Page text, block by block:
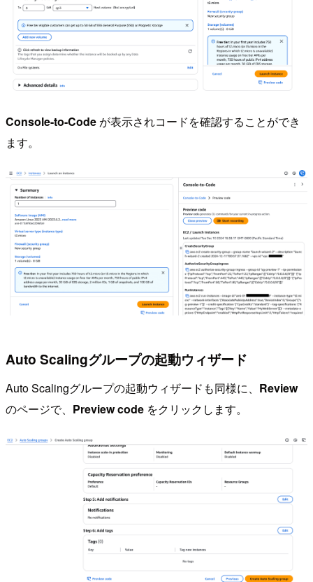
Console-to-Code が表示されコードを確認することができ
ます。
Auto Scalingグループの起動ウィザード
Auto Scalingグループの起動ウィザードも同様に、 Review
のページで、 Preview code をクリックします。